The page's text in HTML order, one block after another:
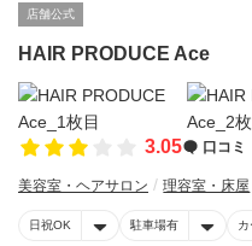
店舗公式
HAIR PRODUCE Ace
3.05 口コミ
美容室・ヘアサロン 理容室・床屋
日祝OK 駐車場有